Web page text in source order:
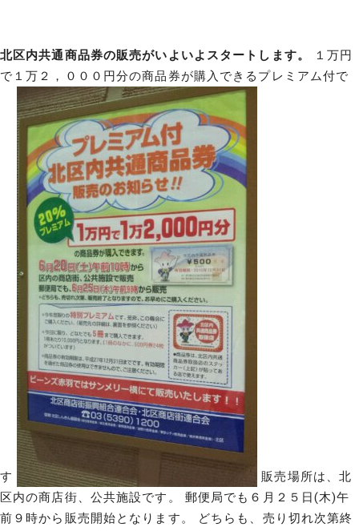
北区内共通商品券の販売がいよいよスタートします。
１万円
で１万２，０００円分の商品券が購入できるプレミアム付で
す
販売場所は、北
区内の商店街、公共施設です。 郵便局でも６月２５日(木)午
前９時から販売開始となります。 どちらも、売り切れ次第終